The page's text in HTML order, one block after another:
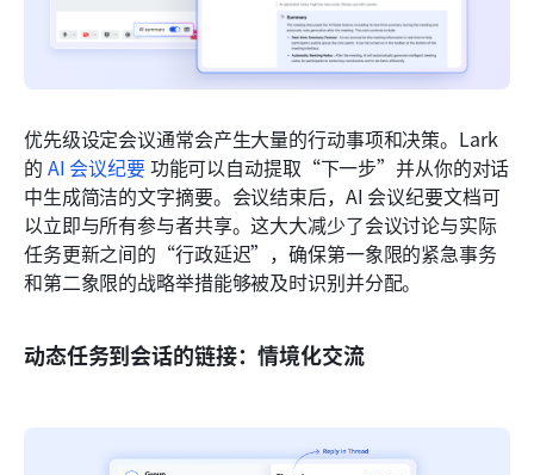
优先级设定会议通常会产生大量的行动事项和决策。Lark
的 AI 会议纪要 功能可以自动提取“下一步”并从你的对话
中生成简洁的文字摘要。会议结束后，AI 会议纪要文档可
以立即与所有参与者共享。这大大减少了会议讨论与实际
任务更新之间的“行政延迟”，确保第一象限的紧急事务
和第二象限的战略举措能够被及时识别并分配。
动态任务到会话的链接：情境化交流